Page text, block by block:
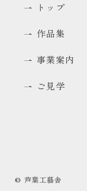
© 芦葉工藝舎
トップ
作品集
事業案内
ご見学